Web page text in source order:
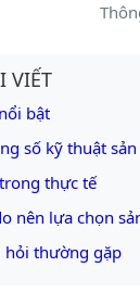
VIẾT
bật
số kỹ thuật
thực tế
nên lựa chọn
hỏi thường gặp